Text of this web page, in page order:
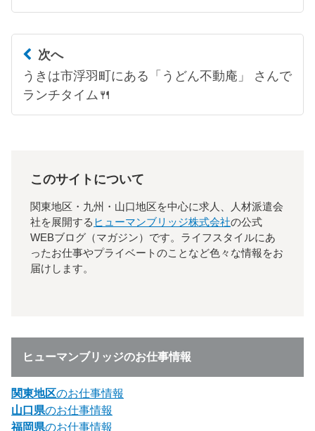
次へ
うきは市浮羽町にある「うどん不動庵」 さんで
ランチタイム🍴
このサイトについて
関東地区・九州・山口地区を中心に求人、人材派遣会
社を展開する ヒューマンブリッジ株式会社の公式
WEBブログ（マガジン）です。ライフスタイルにあ
ったお仕事やプライベートのことなど色々な情報をお
届けします。
ヒューマンブリッジのお仕事情報
関東地区のお仕事情報
山口県のお仕事情報
福岡県のお仕事情報